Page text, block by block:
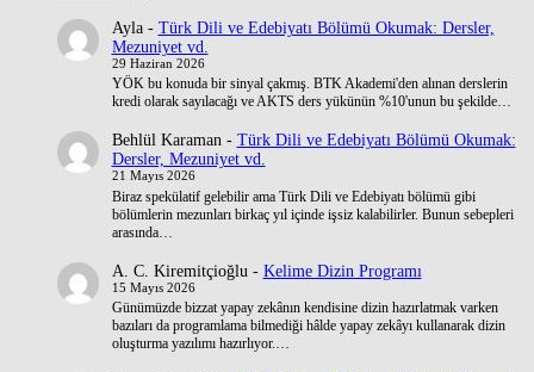
Ayla- Türk Dili ve Edebiyatı Bölümü Okumak: Dersler,
Mezuniyet vd.
29 Haziran 2026
YÖK bu konuda bir sinyal çakmış. BTK Akademi'den alınan derslerin
kredi olarak sayılacağı ve AKTS ders yükünün %10'unun bu şekilde…
Behlül Karaman- Türk Dili ve Edebiyatı Bölümü Okumak:
Dersler, Mezuniyet vd.
21 Mayıs 2026
Biraz spekülatif gelebilir ama Türk Dili ve Edebiyatı bölümü gibi
bölümlerin mezunları birkaç yıl içinde işsiz kalabilirler. Bunun sebepleri
arasında…
A. C. Kiremitçioğlu - Kelime Dizin Programı
15 Mayıs 2026
Günümüzde bizzat yapay zekânın kendisine dizin hazırlatmak varken
bazıları da programlama bilmediği hâlde yapay zekâyı kullanarak dizin
oluşturma yazılımı hazırlıyor.…